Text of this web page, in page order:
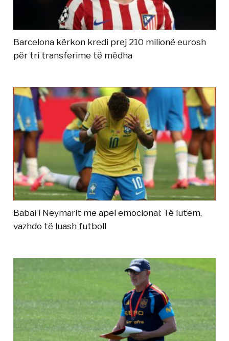
Barcelona kërkon kredi prej 210 milionë eurosh
për tri transferime të mëdha
Babai i Neymarit me apel emocional: Të lutem,
vazhdo të luash futboll